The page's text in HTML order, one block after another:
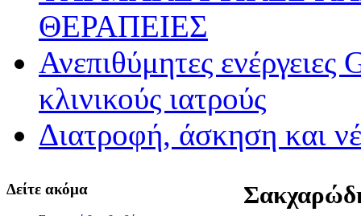
ΘΕΡΑΠΕΙΕΣ
Ανεπιθύμητες
κλινικούς ιατρούς
Διατροφή, άσκηση και
Δείτε ακόμα